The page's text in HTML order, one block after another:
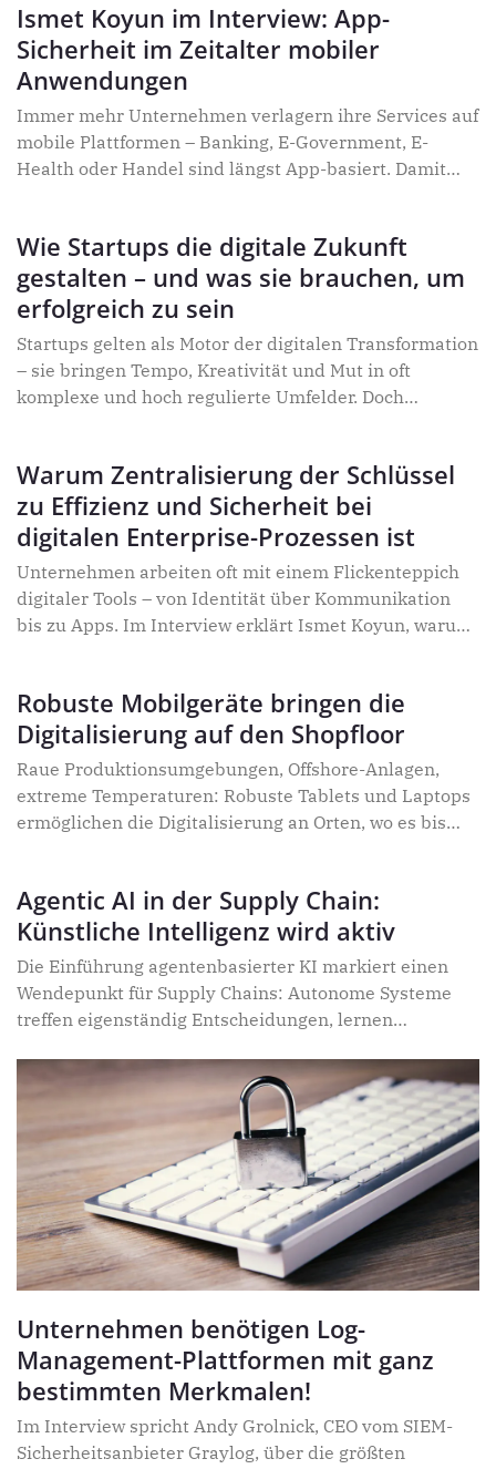
Sorgen spricht Ismet Koyun über Risiken,
Sicherheitsfragen – und darüber, warum KI vor allem
dann eine Chance ist, wenn sie verantwortungsvoll
eingesetzt wird.
Ismet Koyun im Interview: App-
Sicherheit im Zeitalter mobiler
Anwendungen
Immer mehr Unternehmen verlagern ihre Services auf
mobile Plattformen – Banking, E-Government, E-
Health oder Handel sind längst App-basiert. Damit
heute zu den häufigsten Einfallstoren für
Cyberangriffe. Gleichzeitig fehlt es vielen
Organisationen an Ressourcen, um komplexe
Sicherheitsarchitekturen eigenständig umzusetzen.
Über automatisierte Schutzmechanismen, die Rolle
von Security-as-a-Service und den Zusammenhang
zwischen Vertrauen, Datenschutz und digitaler
Wie Startups die digitale Zukunft
gestalten – und was sie brauchen, um
erfolgreich zu sein
Startups gelten als Motor der digitalen Transformation
– sie bringen Tempo, Kreativität und Mut in oft
komplexe und hoch regulierte Umfelder. Doch
über Compliance bis hin zu technischer Skalierbarkeit.
Im Gespräch erklärt Unternehmer Ismet Koyun,
warum Gründer entscheidend für den digitalen
Fortschritt sind, welche Rahmenbedingungen sie
brauchen und wie sie mit modernen Technologien
schneller, sicherer und effizienter von der Idee zur
Umsetzung gelangen können.
Warum Zentralisierung der Schlüssel
zu Effizienz und Sicherheit bei
digitalen Enterprise-Prozessen ist
Unternehmen arbeiten oft mit einem Flickenteppich
digitaler Tools – von Identität über Kommunikation
bis zu Apps. Im Interview erklärt Ismet Koyun, warum
werden.
Robuste Mobilgeräte bringen die
Digitalisierung auf den Shopfloor
Raue Produktionsumgebungen, Offshore-Anlagen,
extreme Temperaturen: Robuste Tablets und Laptops
ermöglichen die Digitalisierung an Orten, wo es bis
umfassende Vernetzung – auch und gerade unter
widrigen Bedingungen. Was können die sogenannten
Rugged Devices?
Agentic AI in der Supply Chain:
Künstliche Intelligenz wird aktiv
Die Einführung agentenbasierter KI markiert einen
Wendepunkt für Supply Chains: Autonome Systeme
treffen eigenständig Entscheidungen, lernen
bis zur Logistik. Damit dies erfolgreich gelingt,
müssen neben der Technologie noch viele andere
Faktoren passen. Im Interview erklärt Jochen Krüger,
Vice President Sales DACH bei JAGGAER, welche dies
sind.
Unternehmen benötigen Log-
Management-Plattformen mit ganz
bestimmten Merkmalen!
Im Interview spricht Andy Grolnick, CEO vom SIEM-
Sicherheitsanbieter Graylog, über die größten